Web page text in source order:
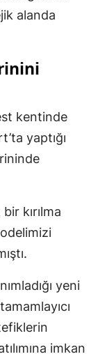
alanda
kentinde
yaptığı
kırılma
yeni
imkan